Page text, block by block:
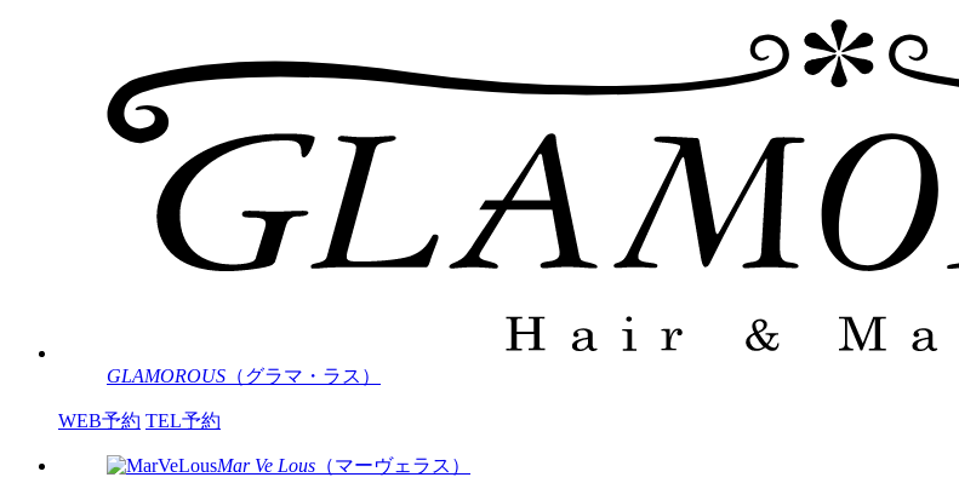
GLAMOROUS （グラマ・ラス）
WEB予約 TEL予約
Mar Ve Lous （マーヴェラス）